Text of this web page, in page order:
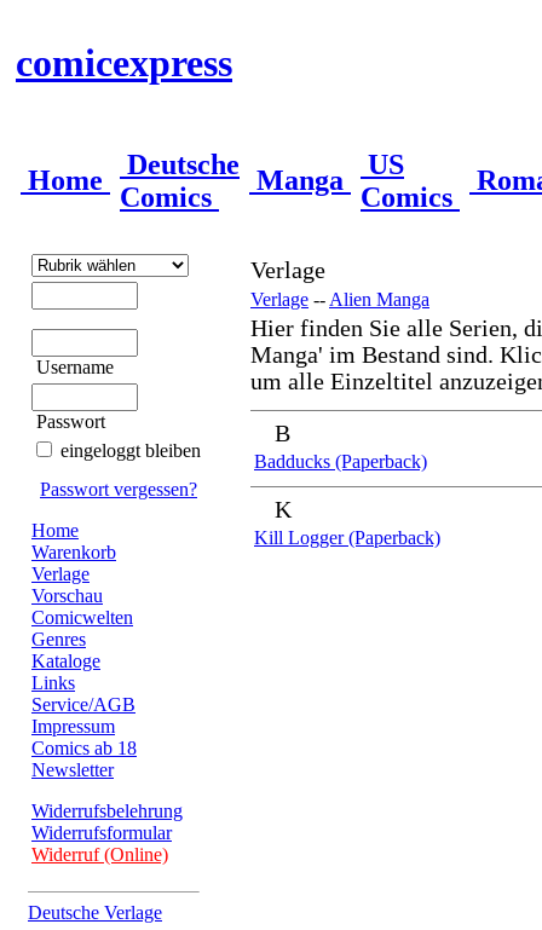
comicexpress
Home
Deutsche
Comics
Manga
US
Comics
Username
Passwort
eingeloggt bleiben
Passwort vergessen?
Home
Warenkorb
Verlage
Vorschau
Comicwelten
Genres
Kataloge
Links
Service/AGB
Impressum
Comics ab 18
Newsletter
Widerrufsbelehrung
Widerrufsformular
Widerruf (Online)
Deutsche Verlage
Verlage
Verlage -- Alien Manga
Hier finden Sie alle Serien,
Manga' im Bestand sind.
um alle Einzeltitel
B
Badducks (Paperback)
K
Kill Logger (Paperback)